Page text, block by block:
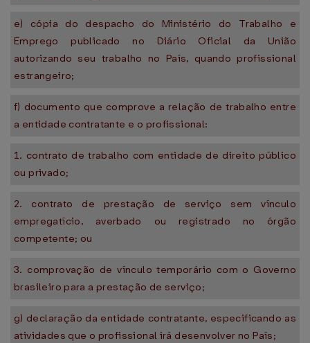
e) cópia do despacho do Ministério do Trabalho e
Emprego publicado no Diário Oficial da União
autorizando seu trabalho no País, quando profissional
estrangeiro;
f) documento que comprove a relação de trabalho entre
a entidade contratante e o profissional:
1. contrato de trabalho com entidade de direito público
ou privado;
2. contrato de prestação de serviço sem vínculo
empregatício, averbado ou registrado no órgão
competente; ou
3. comprovação de vínculo temporário com o Governo
brasileiro para a prestação de serviço;
g) declaração da entidade contratante, especificando as
atividades que o profissional irá desenvolver no País;